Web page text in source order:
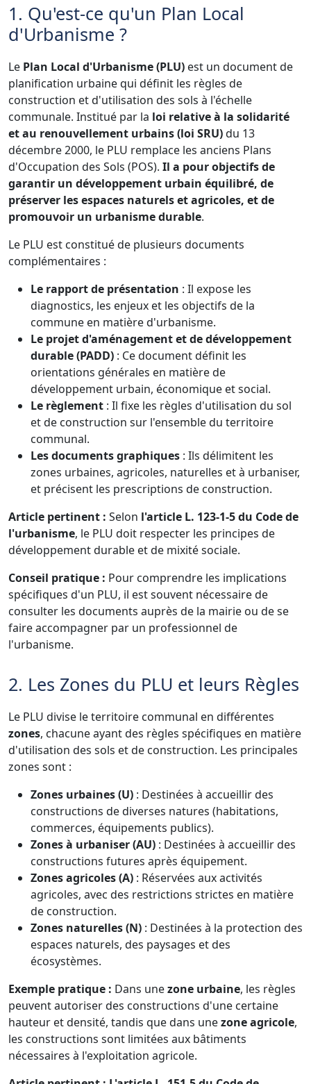
1. Qu'est-ce qu'un Plan Local
d'Urbanisme ?
Le Plan Local d'Urbanisme (PLU) est un document de
planification urbaine qui définit les règles de
construction et d'utilisation des sols à l'échelle
communale. Institué par la loi relative à la solidarité
et au renouvellement urbains (loi SRU)du 13
décembre 2000, le PLU remplace les anciens Plans
d'Occupation des Sols (POS). Il a pour objectifs de
garantir un développement urbain équilibré, de
préserver les espaces naturels et agricoles, et de
promouvoir un urbanisme durable.
Le PLU est constitué de plusieurs documents
complémentaires :
Le rapport de présentation : Il expose les
diagnostics, les enjeux et les objectifs de la
commune en matière d'urbanisme.
Le projet d'aménagement et de développement
durable (PADD) : Ce document définit les
orientations générales en matière de
développement urbain, économique et social.
Le règlement : Il fixe les règles d'utilisation du sol
et de construction sur l'ensemble du territoire
communal.
Les documents graphiques : Ils délimitent les
zones urbaines, agricoles, naturelles et à urbaniser,
et précisent les prescriptions de construction.
Article pertinent : Selon l'article L. 123-1-5 du Code de
l'urbanisme, le PLU doit respecter les principes de
développement durable et de mixité sociale.
Conseil pratique : Pour comprendre les implications
spécifiques d'un PLU, il est souvent nécessaire de
consulter les documents auprès de la mairie ou de se
faire accompagner par un professionnel de
l'urbanisme.
2. Les Zones du PLU et leurs Règles
Le PLU divise le territoire communal en différentes
zones, chacune ayant des règles spécifiques en matière
d'utilisation des sols et de construction. Les principales
zones sont :
Zones urbaines (U) : Destinées à accueillir des
constructions de diverses natures (habitations,
commerces, équipements publics).
Zones à urbaniser (AU) : Destinées à accueillir des
constructions futures après équipement.
Zones agricoles (A) : Réservées aux activités
agricoles, avec des restrictions strictes en matière
de construction.
Zones naturelles (N) : Destinées à la protection des
espaces naturels, des paysages et des
écosystèmes.
Exemple pratique : Dans unezone urbaine, les règles
peuvent autoriser des constructions d'une certaine
hauteur et densité, tandis que dans unezone agricole,
les constructions sont limitées aux bâtiments
nécessaires à l'exploitation agricole.